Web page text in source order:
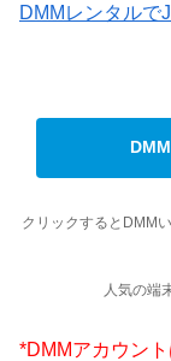
DMMレンタルで
クリックするとDMM
人気の端
*DMMアカウン